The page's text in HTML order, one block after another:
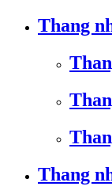
Thang
Thang